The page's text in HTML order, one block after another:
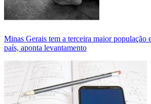
Minas Gerais tem a terceira maior população
país, aponta levantamento